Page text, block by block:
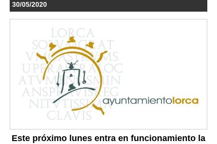
30/05/2020
Este próximo lunes entra en funcionamiento la